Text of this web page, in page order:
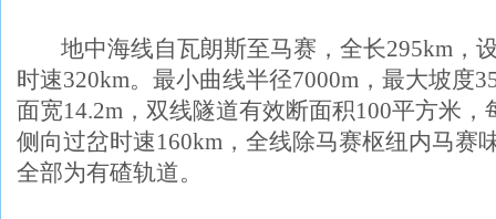
地中海线自瓦朗斯至马赛，全长295km ，
时速320km。最小曲线半径7000m ，最大坡度
面宽14.2m ，双线隧道有效断面积100平方米，
侧向过岔时速160km ，全线除马赛枢纽内马赛
全部为有碴轨道。